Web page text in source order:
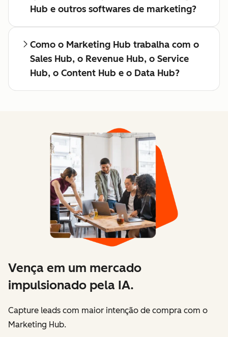
Hub e outros softwares de marketing?
Como o Marketing Hub trabalha com o
Sales Hub, o Revenue Hub, o Service
Hub, o Content Hub e o Data Hub?
Vença em um mercado
impulsionado pela IA.
Capture leads com maior intenção de compra com o
Marketing Hub.